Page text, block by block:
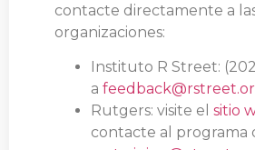
contacte directamente a
organizaciones:
Instituto R Street:
a
Rutgers: visite el sitio
contacte al programa